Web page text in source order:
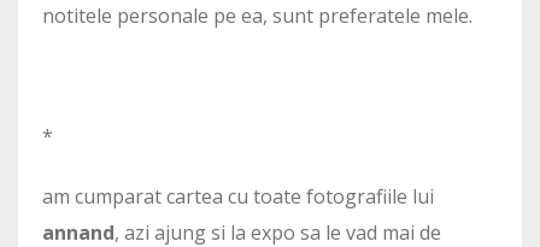
notitele personale pe ea, sunt preferatele mele.
*
am cumparat cartea cu toate fotografiile lui
annand, azi ajung si la expo sa le vad mai de